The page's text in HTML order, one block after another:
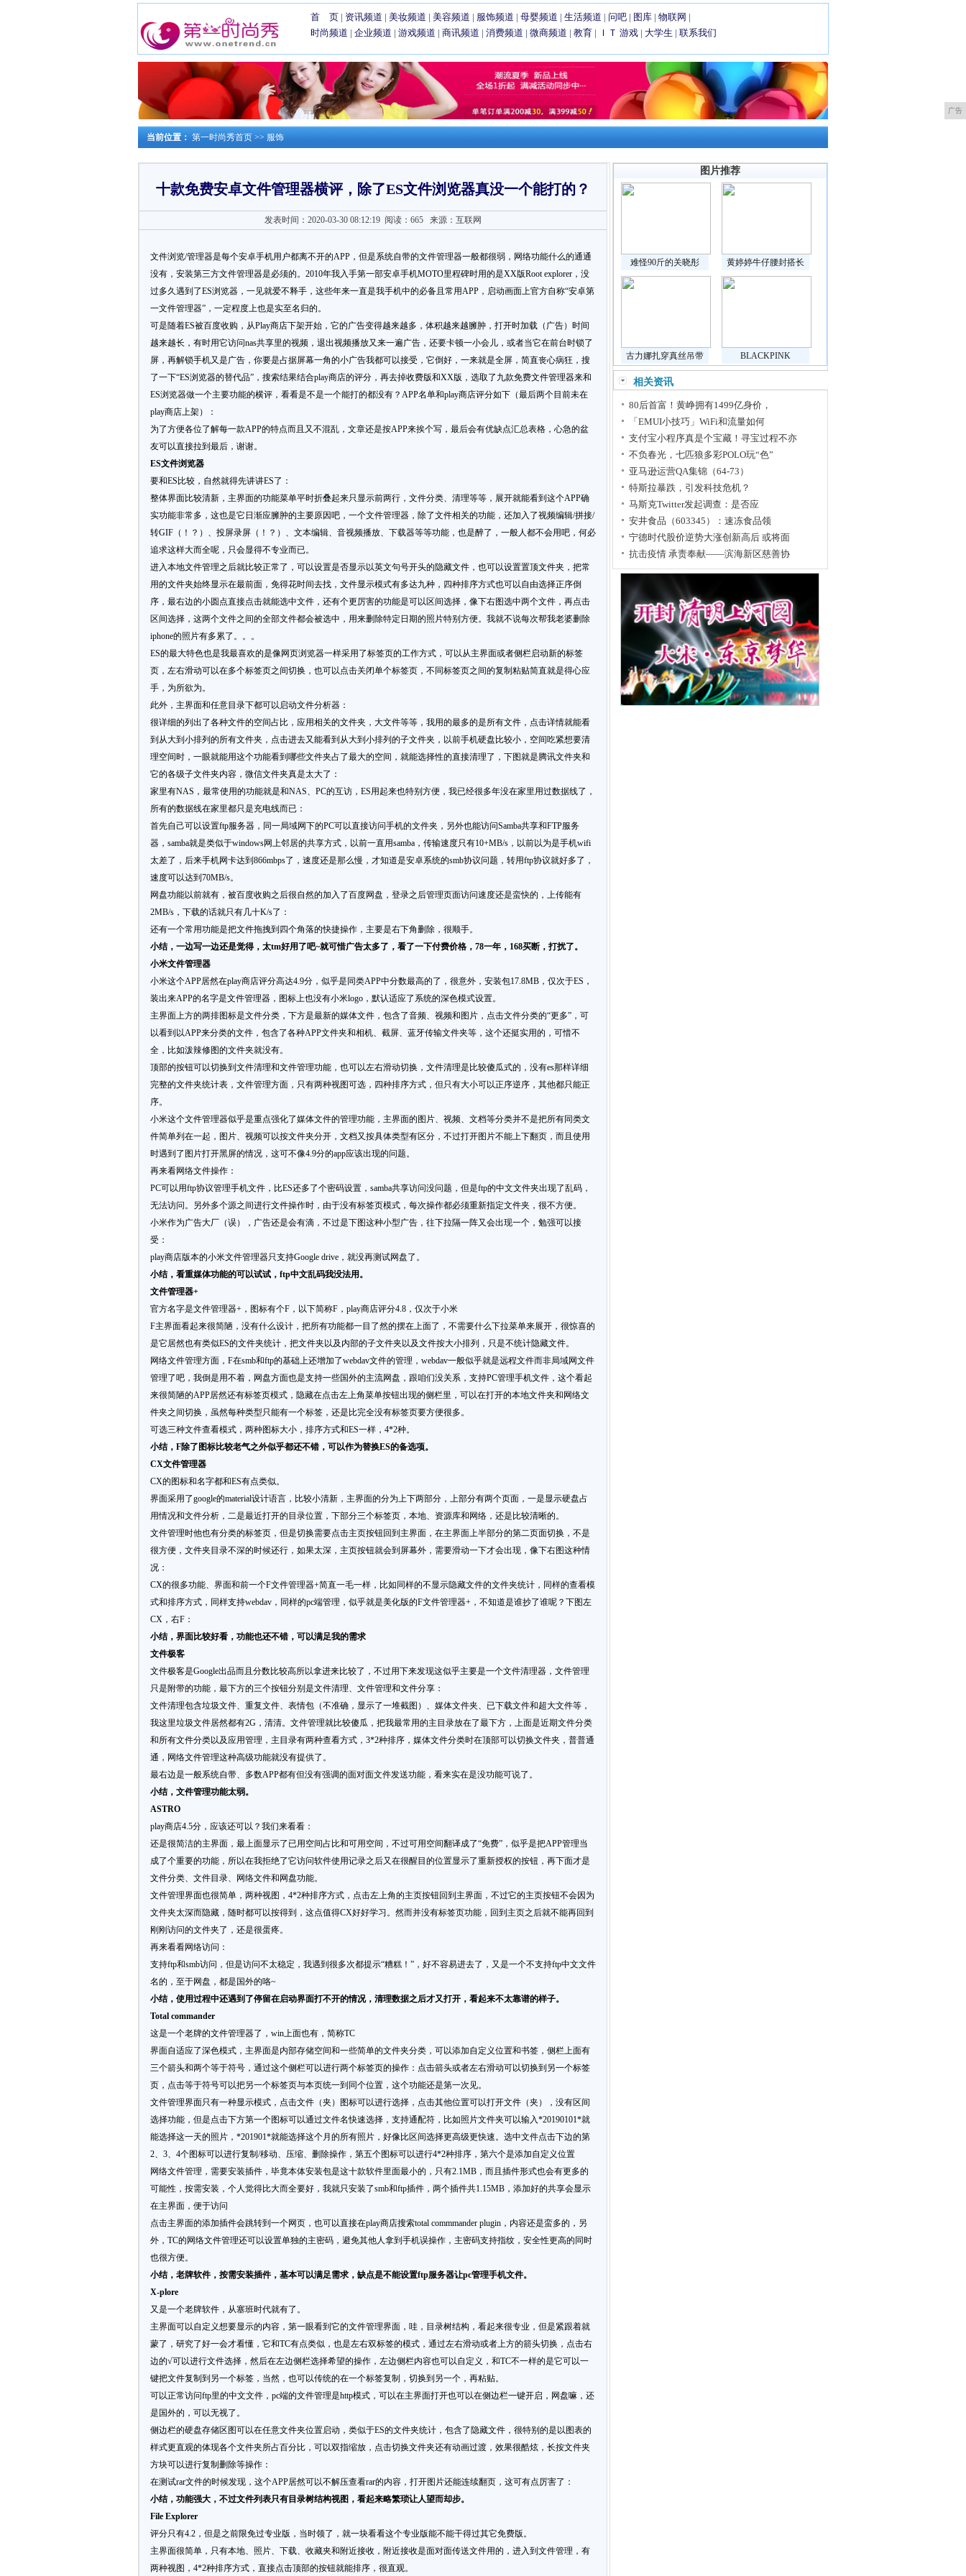
首 页 | 资讯频道 | 美妆频道 | 美容频道 | 服饰频道 | 母婴频道 | 生活频道 | 问吧 | 图库 | 物联网 |
时尚频道 | 企业频道 | 游戏频道 | 商讯频道 | 消费频道 | 微商频道 | 教育 | ＩＴ 游戏 | 大学生 | 联系我们
广告
当前位置： 第一时尚秀首页 >> 服饰
十款免费安卓文件管理器横评，除了ES文件浏览器真没一个能打的？
发表时间：2020-03-30 08:12:19 阅读：665 来源：互联网
文件浏览/管理器是每个安卓手机用户都离不开的APP，但是系统自带的文件管理器一般都很弱，网络功能什么的通通
没有，安装第三方文件管理器是必须的。2010年我入手第一部安卓手机MOTO里程碑时用的是XX版Root explorer，没
过多久遇到了ES浏览器，一见就爱不释手，这些年来一直是我手机中的必备且常用APP，启动画面上官方自称“安卓第
一文件管理器”，一定程度上也是实至名归的。
可是随着ES被百度收购，从Play商店下架开始，它的广告变得越来越多，体积越来越臃肿，打开时加载（广告）时间
越来越长，有时用它访问nas共享里的视频，退出视频播放又来一遍广告，还要卡顿一小会儿，或者当它在前台时锁了
屏，再解锁手机又是广告，你要是占据屏幕一角的小广告我都可以接受，它倒好，一来就是全屏，简直丧心病狂，搜
了一下“ES浏览器的替代品”，搜索结果结合play商店的评分，再去掉收费版和XX版，选取了九款免费文件管理器来和
ES浏览器做一个主要功能的横评，看看是不是一个能打的都没有？APP名单和play商店评分如下（最后两个目前未在
play商店上架）：
为了方便各位了解每一款APP的特点而且又不混乱，文章还是按APP来挨个写，最后会有优缺点汇总表格，心急的盆
友可以直接拉到最后，谢谢。​
ES文件浏览器
要和ES比较，自然就得先讲讲ES了：
整体界面比较清新，主界面的功能菜单平时折叠起来只显示前两行，文件分类、清理等等，展开就能看到这个APP确
实功能非常多，这也是它日渐应臃肿的主要原因吧，一个文件管理器，除了文件相关的功能，还加入了视频编辑/拼接/
转GIF（！？）、投屏录屏（！？）、文本编辑、音视频播放、下载器等等功能，也是醉了，一般人都不会用吧，何必
追求这样大而全呢，只会显得不专业而已。
进入本地文件管理之后就比较正常了，可以设置是否显示以英文句号开头的隐藏文件，也可以设置置顶文件夹，把常
用的文件夹始终显示在最前面，免得花时间去找，文件显示模式有多达九种，四种排序方式也可以自由选择正序倒
序，最右边的小圆点直接点击就能选中文件，还有个更厉害的功能是可以区间选择，像下右图选中两个文件，再点击
区间选择，这两个文件之间的全部文件都会被选中，用来删除特定日期的照片特别方便。我就不说每次帮我老婆删除
iphone的照片有多累了。。。
ES的最大特色也是我最喜欢的是像网页浏览器一样采用了标签页的工作方式，可以从主界面或者侧栏启动新的标签
页，左右滑动可以在多个标签页之间切换，也可以点击关闭单个标签页，不同标签页之间的复制粘贴简直就是得心应
手，为所欲为。
此外，主界面和任意目录下都可以启动文件分析器：
很详细的列出了各种文件的空间占比，应用相关的文件夹，大文件等等，我用的最多的是所有文件，点击详情就能看
到从大到小排列的所有文件夹，点击进去又能看到从大到小排列的子文件夹，以前手机硬盘比较小，空间吃紧想要清
理空间时，一眼就能用这个功能看到哪些文件夹占了最大的空间，就能选择性的直接清理了，下图就是腾讯文件夹和
它的各级子文件夹内容，微信文件夹真是太大了：
家里有NAS，最常使用的功能就是和NAS、PC的互访，ES用起来也特别方便，我已经很多年没在家里用过数据线了，
所有的数据线在家里都只是充电线而已：
首先自己可以设置ftp服务器，同一局域网下的PC可以直接访问手机的文件夹，另外也能访问Samba共享和FTP服务
器，samba就是类似于windows网上邻居的共享方式，以前一直用samba，传输速度只有10+MB/s，以前以为是手机wifi
太差了，后来手机网卡达到866mbps了，速度还是那么慢，才知道是安卓系统的smb协议问题，转用ftp协议就好多了，
速度可以达到70MB/s。
网盘功能以前就有，被百度收购之后很自然的加入了百度网盘，登录之后管理页面访问速度还是蛮快的，上传能有
2MB/s，下载的话就只有几十K/s了：
还有一个常用功能是把文件拖拽到四个角落的快捷操作，主要是右下角删除，很顺手。
小结，一边写一边还是觉得，太tm好用了吧~就可惜广告太多了，看了一下付费价格，78一年，168买断，打扰了。
小米文件管理器
小米这个APP居然在play商店评分高达4.9分，似乎是同类APP中分数最高的了，很意外，安装包17.8MB，仅次于ES，
装出来APP的名字是文件管理器，图标上也没有小米logo，默认适应了系统的深色模式设置。
主界面上方的两排图标是文件分类，下方是最新的媒体文件，包含了音频、视频和图片，点击文件分类的“更多”，可
以看到以APP来分类的文件，包含了各种APP文件夹和相机、截屏、蓝牙传输文件夹等，这个还挺实用的，可惜不
全，比如泼辣修图的文件夹就没有。
顶部的按钮可以切换到文件清理和文件管理功能，也可以左右滑动切换，文件清理是比较傻瓜式的，没有es那样详细
完整的文件夹统计表，文件管理方面，只有两种视图可选，四种排序方式，但只有大小可以正序逆序，其他都只能正
序。
小米这个文件管理器似乎是重点强化了媒体文件的管理功能，主界面的图片、视频、文档等分类并不是把所有同类文
件简单列在一起，图片、视频可以按文件夹分开，文档又按具体类型有区分，不过打开图片不能上下翻页，而且使用
时遇到了图片打开黑屏的情况，这可不像4.9分的app应该出现的问题。
再来看网络文件操作：
PC可以用ftp协议管理手机文件，比ES还多了个密码设置，samba共享访问没问题，但是ftp的中文文件夹出现了乱码，
无法访问。另外多个源之间进行文件操作时，由于没有标签页模式，每次操作都必须重新指定文件夹，很不方便。
小米作为广告大厂（误），广告还是会有滴，不过是下图这种小型广告，往下拉隔一阵又会出现一个，勉强可以接
受：
play商店版本的小米文件管理器只支持Google drive，就没再测试网盘了。
小结，看重媒体功能的可以试试，ftp中文乱码我没法用。
文件管理器+
官方名字是文件管理器+，图标有个F，以下简称F，play商店评分4.8，仅次于小米
F主界面看起来很简陋，没有什么设计，把所有功能都一目了然的摆在上面了，不需要什么下拉菜单来展开，很惊喜的
是它居然也有类似ES的文件夹统计，把文件夹以及内部的子文件夹以及文件按大小排列，只是不统计隐藏文件。
网络文件管理方面，F在smb和ftp的基础上还增加了webdav文件的管理，webdav一般似乎就是远程文件而非局域网文件
管理了吧，我倒是用不着，网盘方面也是支持一些国外的主流网盘，跟咱们没关系，支持PC管理手机文件，这个看起
来很简陋的APP居然还有标签页模式，隐藏在点击左上角菜单按钮出现的侧栏里，可以在打开的本地文件夹和网络文
件夹之间切换，虽然每种类型只能有一个标签，还是比完全没有标签页要方便很多。
可选三种文件查看模式，两种图标大小，排序方式和ES一样，4*2种。
小结，F除了图标比较老气之外似乎都还不错，可以作为替换ES的备选项。
CX文件管理器
CX的图标和名字都和ES有点类似。
界面采用了google的material设计语言，比较小清新，主界面的分为上下两部分，上部分有两个页面，一是显示硬盘占
用情况和文件分析，二是最近打开的目录位置，下部分三个标签页，本地、资源库和网络，还是比较清晰的。
文件管理时他也有分类的标签页，但是切换需要点击主页按钮回到主界面，在主界面上半部分的第二页面切换，不是
很方便，文件夹目录不深的时候还行，如果太深，主页按钮就会到屏幕外，需要滑动一下才会出现，像下右图这种情
况：
CX的很多功能、界面和前一个F文件管理器+简直一毛一样，比如同样的不显示隐藏文件的文件夹统计，同样的查看模
式和排序方式，同样支持webdav，同样的pc端管理，似乎就是美化版的F文件管理器+，不知道是谁抄了谁呢？下图左
CX，右F：
小结，界面比较好看，功能也还不错，可以满足我的需求
文件极客
文件极客是Google出品而且分数比较高所以拿进来比较了，不过用下来发现这似乎主要是一个文件清理器，文件管理
只是附带的功能，最下方的三个按钮分别是文件清理、文件管理和文件分享：
文件清理包含垃圾文件、重复文件、表情包（不准确，显示了一堆截图）、媒体文件夹、已下载文件和超大文件等，
我这里垃圾文件居然都有2G，清清。文件管理就比较傻瓜，把我最常用的主目录放在了最下方，上面是近期文件分类
和所有文件分类以及应用管理，主目录有两种查看方式，3*2种排序，媒体文件分类时在顶部可以切换文件夹，普普通
通，网络文件管理这种高级功能就没有提供了。
最右边是一般系统自带、多数APP都有但没有强调的面对面文件发送功能，看来实在是没功能可说了。
小结，文件管理功能太弱。
ASTRO
play商店4.5分，应该还可以？我们来看看：
还是很简洁的主界面，最上面显示了已用空间占比和可用空间，不过可用空间翻译成了“免费”，似乎是把APP管理当
成了个重要的功能，所以在我拒绝了它访问软件使用记录之后又在很醒目的位置显示了重新授权的按钮，再下面才是
文件分类、文件目录、网络文件和网盘功能。
文件管理界面也很简单，两种视图，4*2种排序方式，点击左上角的主页按钮回到主界面，不过它的主页按钮不会因为
文件夹太深而隐藏，随时都可以按得到，这点值得CX好好学习。然而并没有标签页功能，回到主页之后就不能再回到
刚刚访问的文件夹了，还是很蛋疼。
再来看看网络访问：
支持ftp和smb访问，但是访问不太稳定，我遇到很多次都提示“糟糕！”，好不容易进去了，又是一个不支持ftp中文文件
名的，至于网盘，都是国外的咯~
小结，使用过程中还遇到了停留在启动界面打不开的情况，清理数据之后才又打开，看起来不太靠谱的样子。
Total commander
这是一个老牌的文件管理器了，win上面也有，简称TC
界面自适应了深色模式，主界面是内部存储空间和一些简单的文件夹分类，可以添加自定义位置和书签，侧栏上面有
三个箭头和两个等于符号，通过这个侧栏可以进行两个标签页的操作：点击箭头或者左右滑动可以切换到另一个标签
页，点击等于符号可以把另一个标签页与本页统一到同个位置，这个功能还是第一次见。
文件管理界面只有一种显示模式，点击文件（夹）图标可以进行选择，点击其他位置可以打开文件（夹），没有区间
选择功能，但是点击下方第一个图标可以通过文件名快速选择，支持通配符，比如照片文件夹可以输入*20190101*就
能选择这一天的照片，*201901*就能选择这个月的所有照片，好像比区间选择更高级更快速。选中文件点击下边的第
2、3、4个图标可以进行复制/移动、压缩、删除操作，第五个图标可以进行4*2种排序，第六个是添加自定义位置
网络文件管理，需要安装插件，毕竟本体安装包是这十款软件里面最小的，只有2.1MB，而且插件形式也会有更多的
可能性，按需安装，个人觉得比大而全要好，我就只安装了smb和ftp插件，两个插件共1.15MB，添加好的共享会显示
在主界面，便于访问
点击主界面的添加插件会跳转到一个网页，也可以直接在play商店搜索total commmander plugin，内容还是蛮多的，另
外，TC的网络文件管理还可以设置单独的主密码，避免其他人拿到手机误操作，主密码支持指纹，安全性更高的同时
也很方便。
小结，老牌软件，按需安装插件，基本可以满足需求，缺点是不能设置ftp服务器让pc管理手机文件。
X-plore
又是一个老牌软件，从塞班时代就有了。
主界面可以自定义想要显示的内容，第一眼看到它的文件管理界面，哇，目录树结构，看起来很专业，但是紧跟着就
蒙了，研究了好一会才看懂，它和TC有点类似，也是左右双标签的模式，通过左右滑动或者上方的箭头切换，点击右
边的√可以进行文件选择，然后在左边侧栏选择希望的操作，左边侧栏内容也可以自定义，和TC不一样的是它可以一
键把文件复制到另一个标签，当然，也可以传统的在一个标签复制，切换到另一个，再粘贴。
可以正常访问ftp里的中文文件，pc端的文件管理是http模式，可以在主界面打开也可以在侧边栏一键开启，网盘嘛，还
是国外的，可以无视了。
侧边栏的硬盘存储区图可以在任意文件夹位置启动，类似于ES的文件夹统计，包含了隐藏文件，很特别的是以图表的
样式更直观的体现各个文件夹所占百分比，可以双指缩放，点击切换文件夹还有动画过渡，效果很酷炫，长按文件夹
方块可以进行复制删除等操作：
在测试rar文件的时候发现，这个APP居然可以不解压查看rar的内容，打开图片还能连续翻页，这可有点厉害了：
小结，功能强大，不过文件列表只有目录树结构视图，看起来略繁琐让人望而却步。
File Explorer
评分只有4.2，但是之前限免过专业版，当时领了，就一块看看这个专业版能不能干得过其它免费版。
主界面很简单，只有本地、照片、下载、收藏夹和附近接收，附近接收是面对面传送文件用的，进入到文件管理，有
两种视图，4*2种排序方式，直接点击顶部的按钮就能排序，很直观。
图片推荐
难怪90斤的关晓彤 黄婷婷牛仔腰封搭长
古力娜扎穿真丝吊带 BLACKPINK
相关资讯
80后首富！黄峥拥有1499亿身价，
「EMUI小技巧」WiFi和流量如何
支付宝小程序真是个宝藏！寻宝过程不亦
不负春光，七匹狼多彩POLO玩“色”
亚马逊运营QA集锦（64-73）
特斯拉暴跌，引发科技危机？
马斯克Twitter发起调查：是否应
安井食品（603345）：速冻食品领
宁德时代股价逆势大涨创新高后 或将面
抗击疫情 承责奉献——滨海新区慈善协